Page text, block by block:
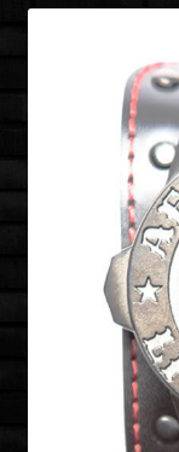
ФРАНЧАЙЗИНГ
МОЙ АККАУНТ